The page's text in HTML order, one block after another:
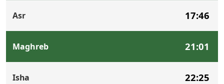
Asr 17:46
Maghreb 21:01
Isha 22:25